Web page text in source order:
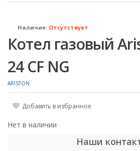
Наличие: Отсутствует
Котел газовый
24 CF NG
ARISTON
Добавить в избранное
Нет в наличии
Наши